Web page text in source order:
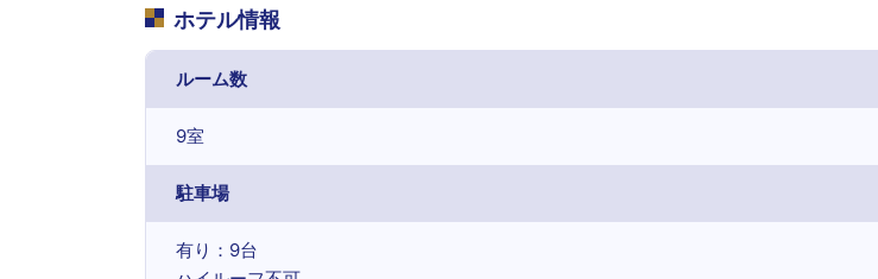
ホテル情報
ルーム数
9室
駐車場
有り：9台